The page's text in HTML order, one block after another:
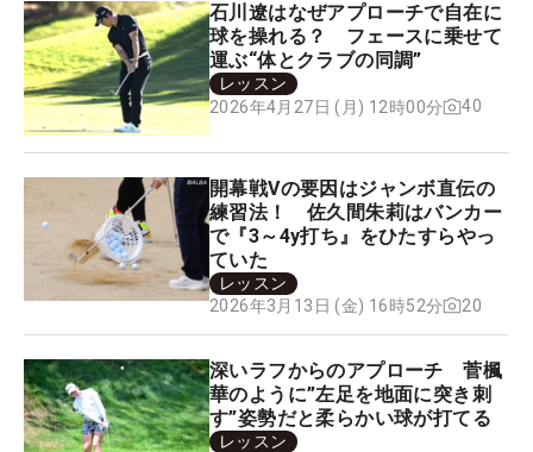
石川遼はなぜアプローチで自在に
球を操れる？ フェースに乗せて
運ぶ“体とクラブの同調”
レッスン
2026年4月27日 (月) 12時00分
40
開幕戦Vの要因はジャンボ直伝の
練習法！ 佐久間朱莉はバンカー
で『3～4y打ち』をひたすらやっ
ていた
レッスン
2026年3月13日 (金) 16時52分
20
深いラフからのアプローチ 菅楓
華のように”左足を地面に突き刺
す”姿勢だと柔らかい球が打てる
レッスン